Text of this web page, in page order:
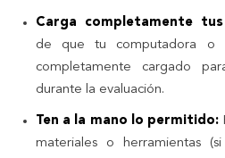
Carga completamente
de que tu computadora o
completamente cargado
durante la evaluación.
Ten a la mano lo permitido:
materiales o herramientas